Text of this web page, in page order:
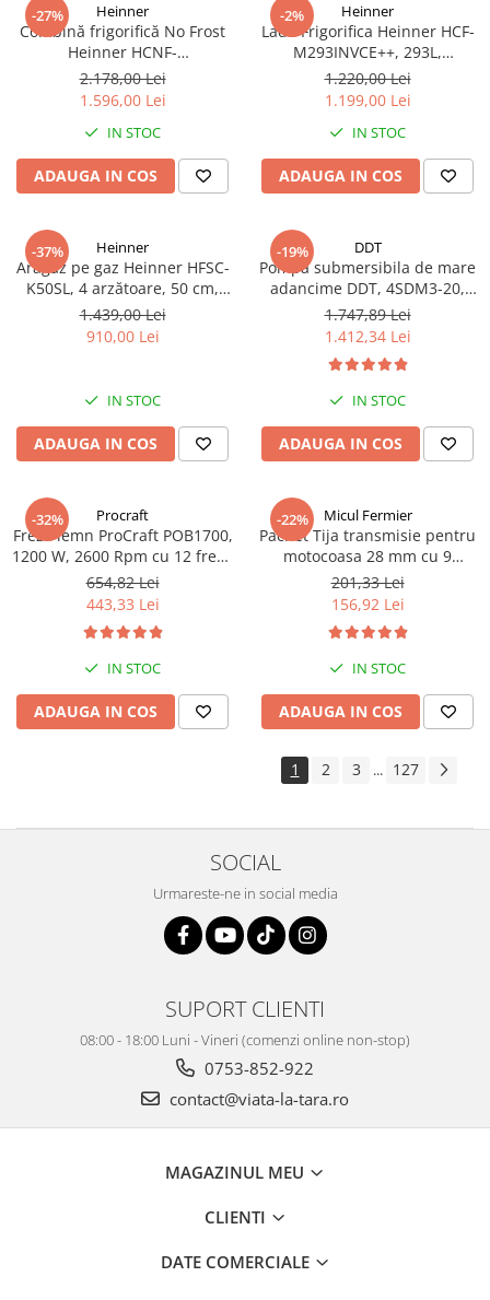
-27% Heinner
Combină frigorifică No Frost
Heinner HCNF-
HM293INVXE++, 293L,
Compresor Inverter, Clasa E,
Uși Reversibile, Aspect Inox
2.178,00 Lei
1.596,00 Lei
IN STOC
ADAUGA IN COS
-2% Heinner
Lada Frigorifica Heinner HCF-
M293INVCE++, 293L,
Convertibila
Frigider/Congelator,
Compresor Inverter, Clasa
Energetica E, 2 Cosuri, Lumina
LED, Alb
1.220,00 Lei
1.199,00 Lei
IN STOC
ADAUGA IN COS
-37% Heinner
Aragaz pe gaz Heinner HFSC-
K50SL, 4 arzătoare, 50 cm,
Duze GPL incluse​​​​​​​, Dispozitiv
de siguranță plită și cuptor,
Capac metalic, Argintiu
1.439,00 Lei
910,00 Lei
IN STOC
ADAUGA IN COS
-19% DDT
Pompa submersibila de mare
adancime DDT, 4SDM3-20,
refulare la 250 m, debit 12
m³/h, putere 2500 W, 20
turbine, Inox, 30 m cablu
1.747,89 Lei
1.412,34 Lei
IN STOC
ADAUGA IN COS
-32% Procraft
Freza lemn ProCraft POB1700,
1200 W, 2600 Rpm cu 12 freze
pentru lemn incluse in pachet
654,82 Lei
443,33 Lei
IN STOC
ADAUGA IN COS
-22% Micul Fermier
Pachet Tija transmisie pentru
motocoasa 28 mm cu 9
caneluri+Angrenaj unghiular,
9 caneluri cu 28 mm+Cap
superior
201,33 Lei
156,92 Lei
IN STOC
ADAUGA IN COS
1 2 3 ... 127
SOCIAL
Urmareste-ne in social media
SUPORT CLIENTI
08:00 - 18:00 Luni - Vineri (comenzi online non-stop)
0753-852-922
contact@viata-la-tara.ro
MAGAZINUL MEU
CLIENTI
DATE COMERCIALE